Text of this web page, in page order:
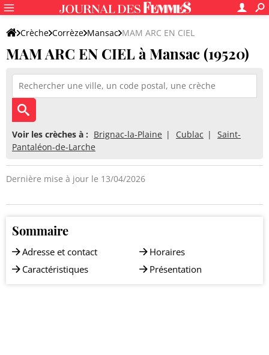
Crèche Corrèze Mansac MAM ARC EN CIEL
MAM ARC EN CIEL à Mansac (19520)
Voir les crèches à : Brignac-la-Plaine Cublac
Saint-
Pantaléon-de-Larche
Dernière mise à jour le 13/04/2026
Sommaire
Adresse et contact
Caractéristiques
Horaires
Présentation